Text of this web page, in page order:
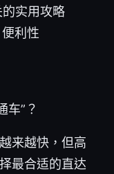
实用攻略
利性
车”？
来越快，但高
最合适的直达